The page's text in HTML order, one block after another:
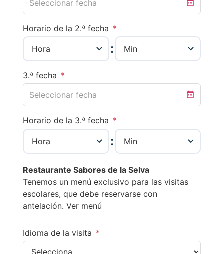
Horario de la 2.ª fecha *
:
3.ª fecha *
Horario de la 3.ª fecha *
:
Restaurante Sabores de la Selva
Tenemos un menú exclusivo para las visitas
escolares, que debe reservarse con
antelación.Ver menú
Idioma de la visita *